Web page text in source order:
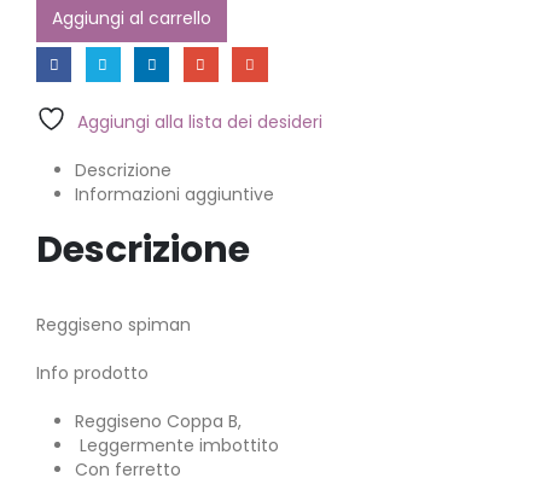
Aggiungi al carrello
Aggiungi alla lista dei desideri
Descrizione
Informazioni aggiuntive
Descrizione
Reggiseno spiman
Info prodotto
Reggiseno Coppa B,
Leggermente imbottito
Con ferretto